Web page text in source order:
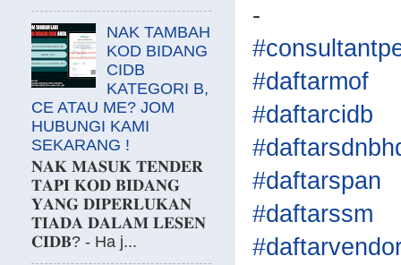
-
#daftarmof
#daftarcidb
#daftarspan
#daftarssm
NAK TAMBAH
KOD BIDANG
CIDB
KATEGORI B,
CE ATAU ME? JOM
HUBUNGI KAMI
SEKARANG !
𝐍𝐀𝐊 𝐌𝐀𝐒𝐔𝐊 𝐓𝐄𝐍𝐃𝐄𝐑
𝐓𝐀𝐏𝐈 𝐊𝐎𝐃 𝐁𝐈𝐃𝐀𝐍𝐆
𝐘𝐀𝐍𝐆 𝐃𝐈𝐏𝐄𝐑𝐋𝐔𝐊𝐀𝐍
𝐓𝐈𝐀𝐃𝐀 𝐃𝐀𝐋𝐀𝐌 𝐋𝐄𝐒𝐄𝐍
𝐂𝐈𝐃𝐁? - Ha j...